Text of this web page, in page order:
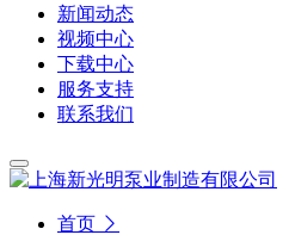
新闻动态
视频中心
下载中心
服务支持
联系我们
首页